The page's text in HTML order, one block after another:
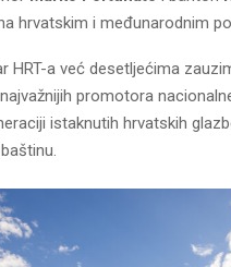
hrvatskim i međunarodnim
HRT-a već desetljećima
promotora
istaknutih hrvatskih